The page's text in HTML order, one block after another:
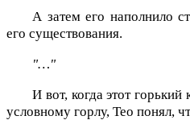
А затем его наполнило
его существования.
"…"
И вот, когда этот
условному горлу, Тео понял,